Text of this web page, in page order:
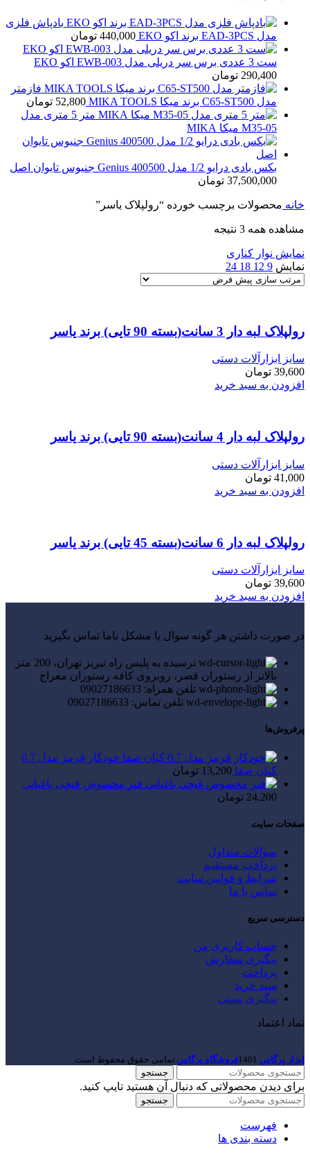
بادپاش فلزی
مدل EAD-3PCS برند اکو EKO
440,000 تومان
ست 3 عددی برس سر دریلی مدل EWB-003 اکو EKO
290,400 تومان
فازمتر
مدل C65-ST500 برند میکا MIKA TOOLS
52,800 تومان
متر 5 متری مدل
M35-05 میکا MIKA
بکس بادی درایو 1/2 مدل Genius 400500 جنیوس تایوان اصل
37,500,000 تومان
خانه محصولات برچسب خورده “رولپلاک یاسر”
مشاهده همه 3 نتیجه
نمایش نوار کناری
نمایش 9
12
18
24
رولپلاک لبه دار 3 سانت(بسته 90 تایی) برند یاسر
سایز ابزارآلات دستی
39,600 تومان
افزودن به سبد خرید
رولپلاک لبه دار 4 سانت(بسته 90 تایی) برند یاسر
سایز ابزارآلات دستی
41,000 تومان
افزودن به سبد خرید
رولپلاک لبه دار 6 سانت(بسته 45 تایی) برند یاسر
سایز ابزارآلات دستی
39,600 تومان
افزودن به سبد خرید
در صورت داشتن هر گونه سوال یا مشکل باما تماس بگیرید
نرسیده به پلیس راه تبریز تهران، 200 متر
بالاتر از رستوران قصر، روبروی کافه رستوران معراج
تلفن همراه: 09027186633
تلفن تماس: 09027186633
پرفروش‌ها
خودکار قرمز مدل 0.7
کیان صفا 13,200 تومان
فنر مخصوص قیچی باغبانی
24,200 تومان
صفحات سایت
سوالات متداول
پرداخت مستقیم
شرایط و قوانین سایت
تماس با ما
دسترسی سریع
حساب کاربری من
پیگیری سفارش
پرداخت
سبد خرید
پیگیری پستی
نماد اعتماد
ابزار پرگاس 1401فروشگاه پرگاس.تمامی حقوق محفوظ است.
جستجو
برای دیدن محصولاتی که دنبال آن هستید تایپ کنید.
جستجو
فهرست
دسته بندی ها